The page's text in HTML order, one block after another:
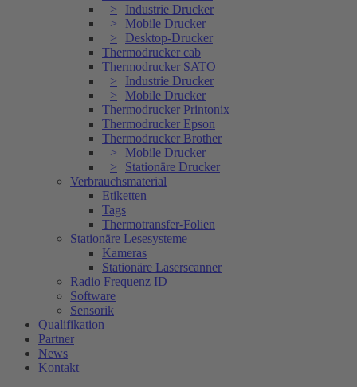
Industrie Drucker
Mobile Drucker
Desktop-Drucker
Thermodrucker cab
Thermodrucker SATO
Industrie Drucker
Mobile Drucker
Thermodrucker Printonix
Thermodrucker Epson
Thermodrucker Brother
Mobile Drucker
Stationäre Drucker
Verbrauchsmaterial
Etiketten
Tags
Thermotransfer-Folien
Stationäre Lesesysteme
Kameras
Stationäre Laserscanner
Radio Frequenz ID
Software
Sensorik
Qualifikation
Partner
News
Kontakt